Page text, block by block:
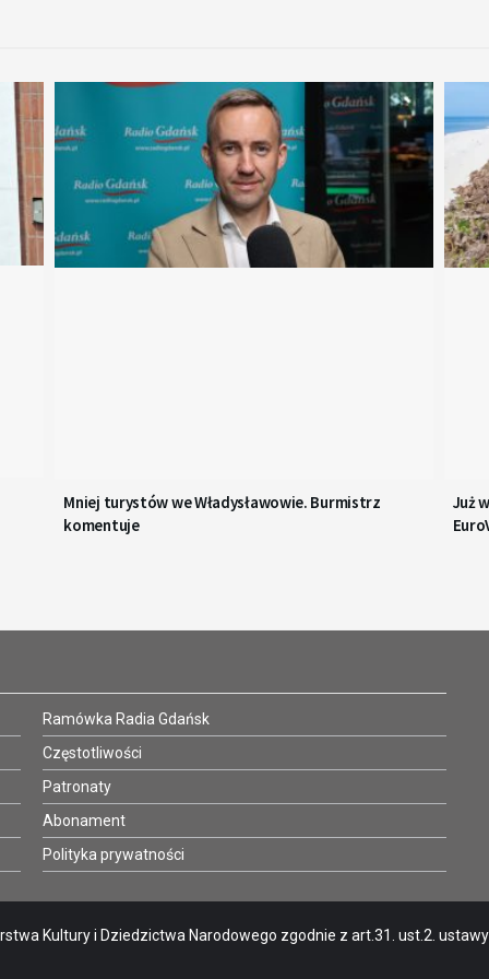
Mniej turystów we Władysławowie. Burmistrz
komentuje
Już
Ramówka Radia Gdańsk
Częstotliwości
Patronaty
Abonament
Polityka prywatności
Kultury i Dziedzictwa Narodowego zgodnie z art.31. ust.2.